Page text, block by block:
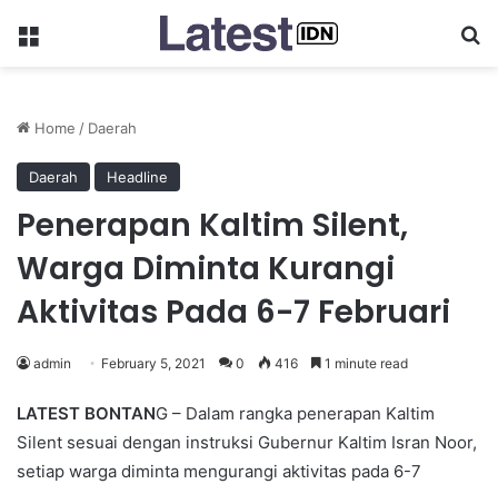
Menu
Home / Daerah
Daerah Headline
Penerapan Kaltim Silent,
Warga Diminta Kurangi
Aktivitas Pada 6-7 Februari
admin February 5, 2021 0 416 1 minute read
LATEST BONTANG – Dalam rangka penerapan Kaltim
Silent sesuai dengan instruksi Gubernur Kaltim Isran Noor,
setiap warga diminta mengurangi aktivitas pada 6-7